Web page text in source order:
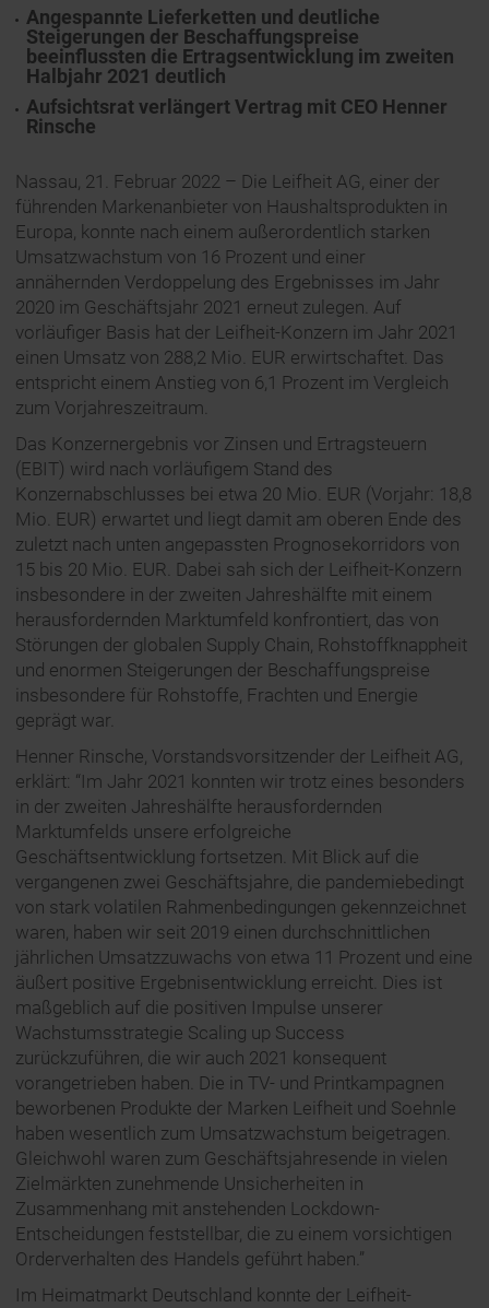
Angespannte Lieferketten und deutliche
Steigerungen der Beschaffungspreise
beeinflussten die Ertragsentwicklung im zweiten
Halbjahr 2021 deutlich
Aufsichtsrat verlängert Vertrag mit CEO Henner
Rinsche
Nassau, 21. Februar 2022 – Die Leifheit AG, einer der
führenden Markenanbieter von Haushaltsprodukten in
Europa, konnte nach einem außerordentlich starken
Umsatzwachstum von 16 Prozent und einer
annähernden Verdoppelung des Ergebnisses im Jahr
2020 im Geschäftsjahr 2021 erneut zulegen. Auf
vorläufiger Basis hat der Leifheit-Konzern im Jahr 2021
einen Umsatz von 288,2 Mio. EUR erwirtschaftet. Das
entspricht einem Anstieg von 6,1 Prozent im Vergleich
zum Vorjahreszeitraum.
Das Konzernergebnis vor Zinsen und Ertragsteuern
(EBIT) wird nach vorläufigem Stand des
Konzernabschlusses bei etwa 20 Mio. EUR (Vorjahr: 18,8
Mio. EUR) erwartet und liegt damit am oberen Ende des
zuletzt nach unten angepassten Prognosekorridors von
15 bis 20 Mio. EUR. Dabei sah sich der Leifheit-Konzern
insbesondere in der zweiten Jahreshälfte mit einem
herausfordernden Marktumfeld konfrontiert, das von
Störungen der globalen Supply Chain, Rohstoffknappheit
und enormen Steigerungen der Beschaffungspreise
insbesondere für Rohstoffe, Frachten und Energie
geprägt war.
Henner Rinsche, Vorstandsvorsitzender der Leifheit AG,
erklärt: “Im Jahr 2021 konnten wir trotz eines besonders
in der zweiten Jahreshälfte herausfordernden
Marktumfelds unsere erfolgreiche
Geschäftsentwicklung fortsetzen. Mit Blick auf die
vergangenen zwei Geschäftsjahre, die pandemiebedingt
von stark volatilen Rahmenbedingungen gekennzeichnet
waren, haben wir seit 2019 einen durchschnittlichen
jährlichen Umsatzzuwachs von etwa 11 Prozent und eine
äußert positive Ergebnisentwicklung erreicht. Dies ist
maßgeblich auf die positiven Impulse unserer
Wachstumsstrategie Scaling up Success
zurückzuführen, die wir auch 2021 konsequent
vorangetrieben haben. Die in TV- und Printkampagnen
beworbenen Produkte der Marken Leifheit und Soehnle
haben wesentlich zum Umsatzwachstum beigetragen.
Gleichwohl waren zum Geschäftsjahresende in vielen
Zielmärkten zunehmende Unsicherheiten in
Zusammenhang mit anstehenden Lockdown-
Entscheidungen feststellbar, die zu einem vorsichtigen
Orderverhalten des Handels geführt haben.”
Im Heimatmarkt Deutschland konnte der Leifheit-